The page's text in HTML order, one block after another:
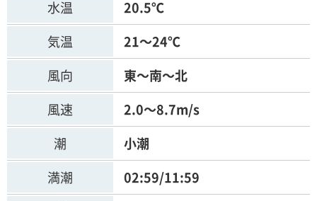
水温
20.5℃
気温
21～24℃
風向
東～南～北
風速
2.0～8.7m/s
潮
小潮
満潮
02:59/11:59